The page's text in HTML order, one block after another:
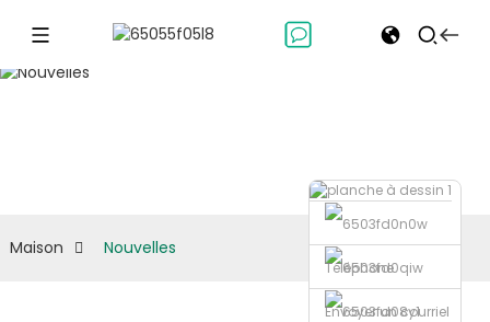
Téléphone
Envoyer un courriel
Maison Nouvelles